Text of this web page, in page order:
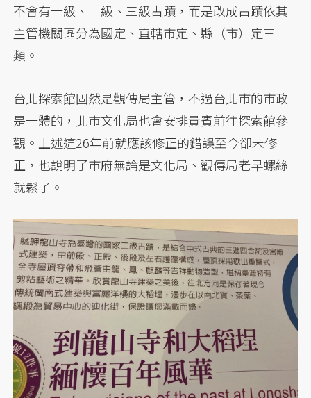
不會有一級、二級、三級古蹟，而是改成古蹟依其
主管機關區分為國定、直轄市定、縣（市）定三
類。
台北探索館固然是觀傳局主管，不過台北市的市政
是一體的，北市文化局也會安排貴賓前往探索館參
觀。上述這26年前就應該修正的錯誤至今卻未修
正，也說明了市府無論是文化局、觀傳局老早螺絲
就鬆了。